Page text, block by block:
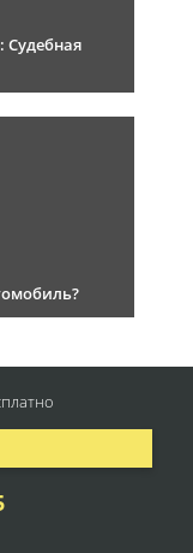
Судебная